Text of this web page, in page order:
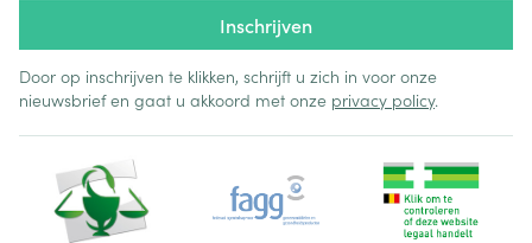
Inschrijven
Door op inschrijven te klikken, schrijft u zich in voor onze
nieuwsbrief en gaat u akkoord met onze privacy policy.